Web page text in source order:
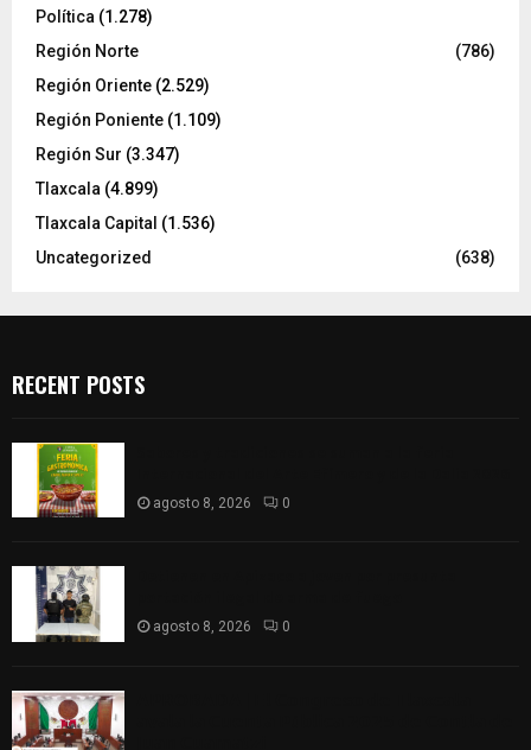
Política (1.278)
Región Norte
(786)
Región Oriente (2.529)
Región Poniente (1.109)
Región Sur (3.347)
Tlaxcala (4.899)
Tlaxcala Capital (1.536)
Uncategorized
(638)
RECENT POSTS
agosto 8, 2026 0
agosto 8, 2026 0